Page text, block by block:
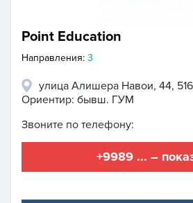
Point Education
Направления: 3
улица Алишера Навои, 44,
Ориентир: бывш. ГУМ
Звоните по телефону:
+9989 ... –